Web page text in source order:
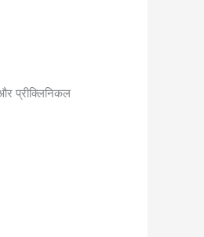
प्रीक्लिनिकल